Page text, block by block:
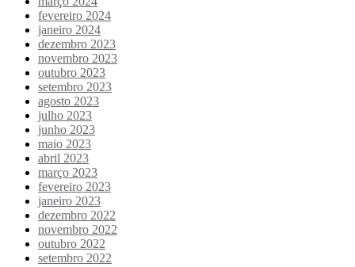
fevereiro 2024
janeiro 2024
dezembro 2023
novembro 2023
outubro 2023
setembro 2023
agosto 2023
julho 2023
junho 2023
maio 2023
abril 2023
março 2023
fevereiro 2023
janeiro 2023
dezembro 2022
novembro 2022
outubro 2022
setembro 2022